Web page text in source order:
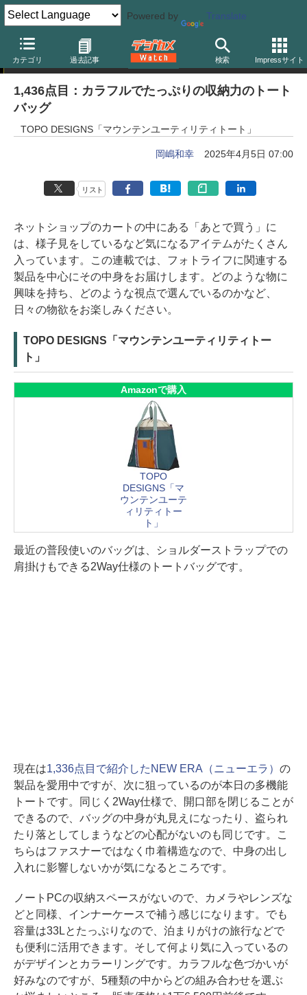
Powered by Translate
カテゴリ 過去記事 検索 Impressサイト
岡嶋和幸の「あとで買う」
1,436点目：カラフルでたっぷりの収納力のトート
バッグ
TOPO DESIGNS「マウンテンユーティリティトート」
岡嶋和幸 2025年4月5日 07:00
リスト
ネットショップのカートの中にある「あとで買う」に
は、様子見をしているなど気になるアイテムがたくさん
入っています。この連載では、フォトライフに関連する
製品を中心にその中身をお届けします。どのような物に
興味を持ち、どのような視点で選んでいるのかなど、
日々の物欲をお楽しみください。
TOPO DESIGNS「マウンテンユーティリティトー
ト」
Amazonで購入
TOPO
DESIGNS「マ
ウンテンユーテ
ィリティトー
ト」
最近の普段使いのバッグは、ショルダーストラップでの
肩掛けもできる2Way仕様のトートバッグです。
現在は1,336点目で紹介したNEW ERA（ニューエラ） の
製品を愛用中ですが、次に狙っているのが本日の多機能
トートです。同じく2Way仕様で、開口部を閉じることが
できるので、バッグの中身が丸見えになったり、盗られ
たり落としてしまうなどの心配がないのも同じです。こ
ちらはファスナーではなく巾着構造なので、中身の出し
入れに影響しないかが気になるところです。
ノートPCの収納スペースがないので、カメラやレンズな
どと同様、インナーケースで補う感じになります。でも
容量は33Lとたっぷりなので、泊まりがけの旅行などで
も便利に活用できます。そして何より気に入っているの
がデザインとカラーリングです。カラフルな色づかいが
好みなのですが、5種類の中からどの組み合わせを選ぶ